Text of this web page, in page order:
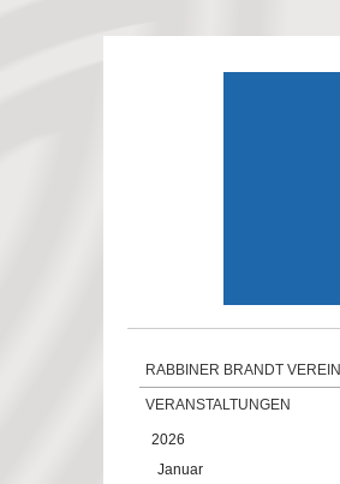
RABBINER BRANDT VEREIN
VERANSTALTUNGEN
2026
Januar